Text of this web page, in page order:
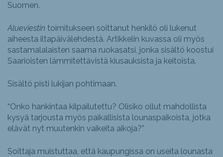
Suomen.
Alueviestin toimitukseen soittanut henkilö oli lukenut
aiheesta iltapäivälehdestä. Artikkelin kuvassa oli myös
sastamalalaisten saama ruokasatsi, jonka sisältö koostui
Saarioisten lämmitettävistä kiusauksista ja keitoista.
Sisältö pisti lukijan pohtimaan.
“Onko hankintaa kilpailutettu? Olisiko ollut mahdollista
kysyä tarjousta myös paikallisista lounaspaikoista, jotka
elävät nyt muutenkin vaikeita aikoja?”
Soittaja muistuttaa, että kaupungissa on useita lounasta